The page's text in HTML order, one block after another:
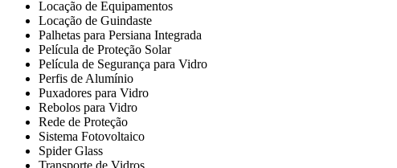
Locação de Equipamentos
Locação de Guindaste
Palhetas para Persiana Integrada
Película de Proteção Solar
Película de Segurança para Vidro
Perfis de Alumínio
Puxadores para Vidro
Rebolos para Vidro
Rede de Proteção
Sistema Fotovoltaico
Spider Glass
Transporte de Vidros